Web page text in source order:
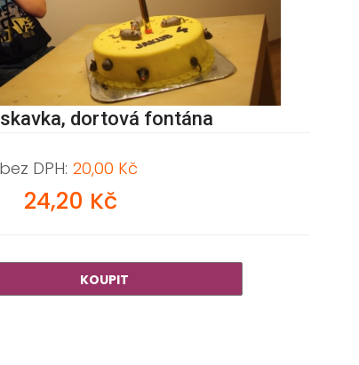
dortová fontána
bez DPH: 20,00 Kč
24,20 Kč